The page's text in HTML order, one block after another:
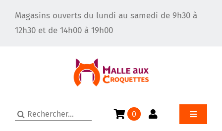
contenu
Magasins ouverts du lundi au samedi de 9h30 à
12h30 et de 14h00 à 19h00
Rechercher: 0
Toggle